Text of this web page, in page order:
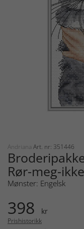
Andriana Art. nr: 351446
Rør-meg-ikke
Mønster: Engelsk
398 kr
Prishistorikk